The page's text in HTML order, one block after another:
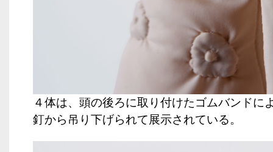
４体は、頭の後ろに取り付けたゴムバンドに
釘から吊り下げられて展示されている。